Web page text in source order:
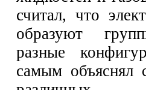
считал, что
образуют
разные
самым объяснял